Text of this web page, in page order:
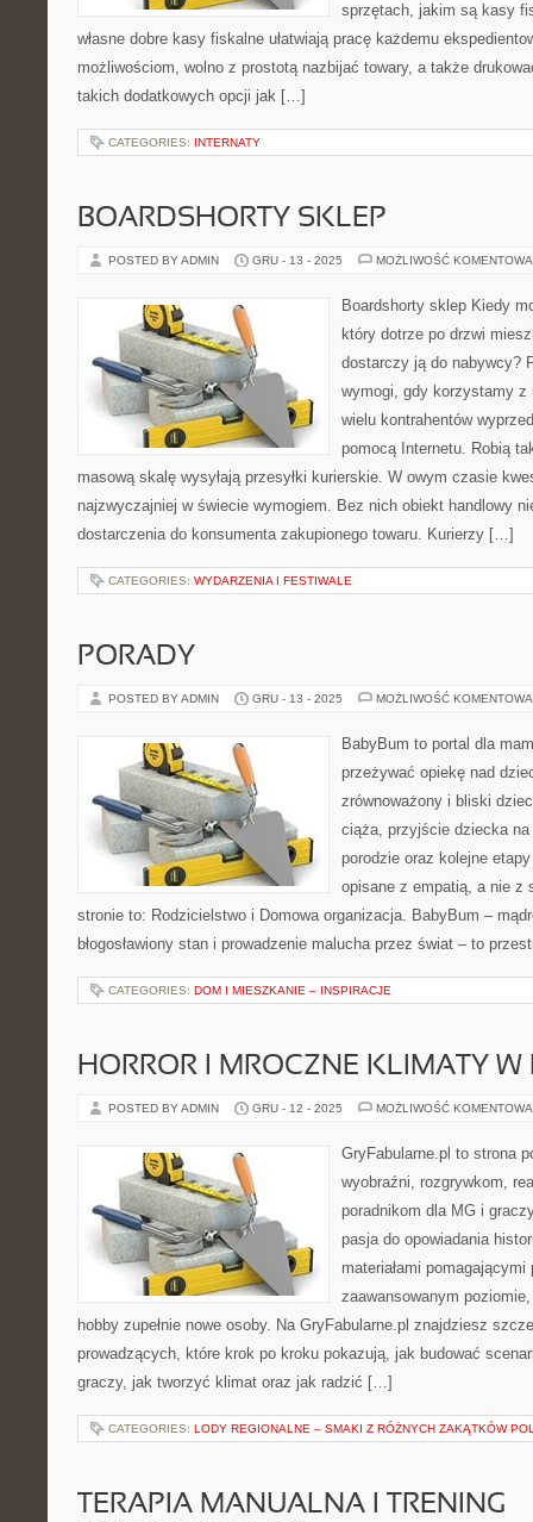
sprzętach, jakim są kasy
własne dobre kasy fiskalne ułatwiają pracę każdemu
możliwościom, wolno z prostotą nazbijać towary, a także
takich dodatkowych opcji jak […]
CATEGORIES: INTERNATY
BOARDSHORTY SKLEP
POSTED BY ADMIN GRU - 13 - 2025 MOŻLIWOŚĆ
Boardshorty sklep Kiedy
który dotrze po drzwi
dostarczy ją do nabywcy?
wymogi, gdy korzystamy z
wielu kontrahentów
pomocą Internetu. Robią
masową skalę wysyłają przesyłki kurierskie. W owym czasie
najzwyczajniej w świecie wymogiem. Bez nich obiekt handlowy
dostarczenia do konsumenta zakupionego towaru. Kurierzy […]
CATEGORIES: WYDARZENIA I FESTIWALE
PORADY
POSTED BY ADMIN GRU - 13 - 2025 MOŻLIWOŚĆ
BabyBum to portal dla
przeżywać opiekę nad
zrównoważony i bliski
ciąża, przyjście dziecka
porodzie oraz kolejne
opisane z empatią, a nie z
stronie to: Rodzicielstwo i Domowa organizacja. BabyBum –
błogosławiony stan i prowadzenie malucha przez świat – to
CATEGORIES: DOM I MIESZKANIE – INSPIRACJE
HORROR I MROCZNE KLIMATY W
POSTED BY ADMIN GRU - 12 - 2025 MOŻLIWOŚĆ
GryFabularne.pl to strona
wyobraźni, rozgrywkom,
poradnikom dla MG i
pasja do opowiadania
materiałami
zaawansowanym
hobby zupełnie nowe osoby. Na GryFabularne.pl znajdziesz
prowadzących, które krok po kroku pokazują, jak budować
graczy, jak tworzyć klimat oraz jak radzić […]
CATEGORIES: LODY REGIONALNE – SMAKI Z RÓŻNYCH ZAKĄTKÓW
TERAPIA MANUALNA I TRENING